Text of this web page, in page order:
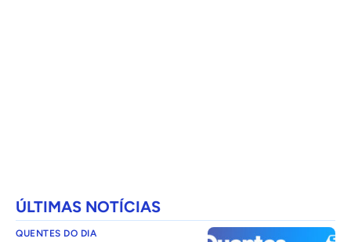
ÚLTIMAS NOTÍCIAS
QUENTES DO DIA